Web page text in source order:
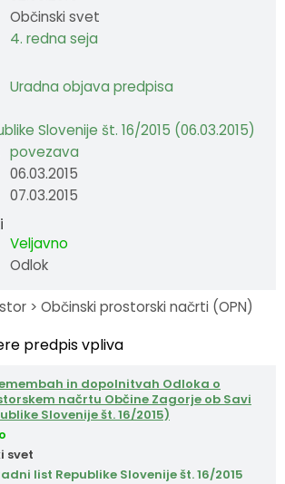
Občinski svet
4. redna seja
Uradna objava predpisa
Slovenije št. 16/2015 (06.03.2015)
povezava
06.03.2015
07.03.2015
Veljavno
Odlok
> Občinski prostorski načrti (OPN)
predpis vpliva
in dopolnitvah Odloka o
načrtu Občine Zagorje ob Savi
Slovenije št. 16/2015)
svet
list Republike Slovenije št. 16/2015
in redarstvo
javnega značaja